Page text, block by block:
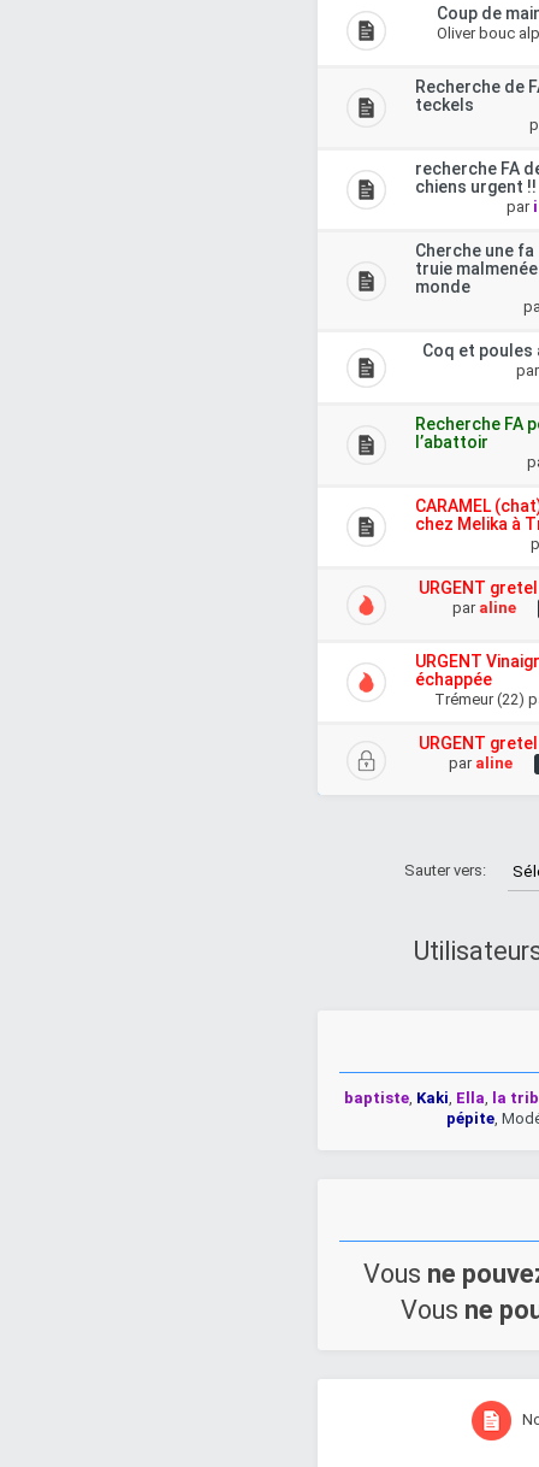
Coup de
Oliver bouc
Recherche de
teckels
recherche FA
chiens urgent !!
par
Cherche une
truie
monde
Coq et poules
Recherche FA
l’abattoir
CARAMEL
chez Melika à
URGENT
par aline
URGENT
échappée
Trémeur (22)
URGENT
par aline
Sauter vers:
baptiste, Kaki, Ella, la
pépite,
Vous ne
Vous ne